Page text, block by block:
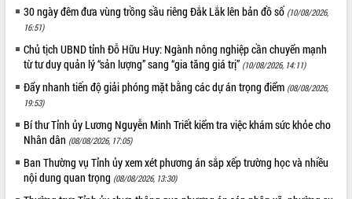
Thường trực HĐND tỉnh Đắk Lắk gặp
mặt Đoàn chuyên gia y tế TP. Hồ Chí
Lễ truy điệu và an táng hài cốt liệt sĩ
tại Nghĩa trang Liệt sĩ xã Sơn Hòa
Bàn giải pháp tháo gỡ khó khăn trong
xuất khẩu sầu riêng và triển khai quy
định EUDR
Thứ trưởng Bộ Nông nghiệp và Môi
trường Nguyễn Hoàng Hiệp khảo sát
vùng trồng và doanh nghiệp đóng gói
sầu riêng tại Đắk Lắk
THỐNG KÊ TRUY CẬP
Hôm nay:
Tất cả: 66145068
30 ngày đêm đưa vùng trồng sầu riêng Đắk Lắk lên bản đồ số (10/08/2026,
16:51)
Chủ tịch UBND tỉnh Đỗ Hữu Huy: Ngành nông nghiệp cần chuyển mạnh
từ tư duy quản lý “sản lượng” sang “gia tăng giá trị” (10/08/2026, 14:11)
Đẩy nhanh tiến độ giải phóng mặt bằng các dự án trọng điểm (08/08/2026,
19:53)
Bí thư Tỉnh ủy Lương Nguyễn Minh Triết kiểm tra việc khám sức khỏe cho
Nhân dân (08/08/2026, 17:05)
Ban Thường vụ Tỉnh ủy xem xét phương án sắp xếp trường học và nhiều
nội dung quan trọng (08/08/2026, 13:30)